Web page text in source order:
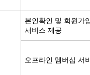
본인확인 및 회원가
서비스 제공
오프라인 멤버십 서